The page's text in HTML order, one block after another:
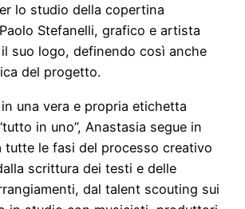
lo studio della copertina
Paolo Stefanelli, grafico e artista
suo logo, definendo così anche
del progetto.
una vera e propria etichetta
in uno”, Anastasia segue in
tutte le fasi del processo creativo
scrittura dei testi e delle
dal talent scouting sui